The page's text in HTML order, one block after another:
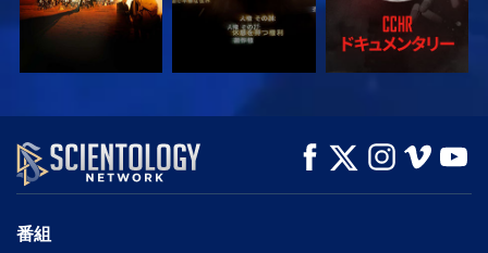
観る シリーズを探求
番組